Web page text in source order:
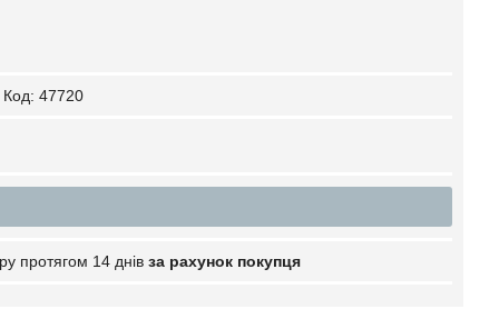
Код: 47720
протягом 14 днів за рахунок покупця